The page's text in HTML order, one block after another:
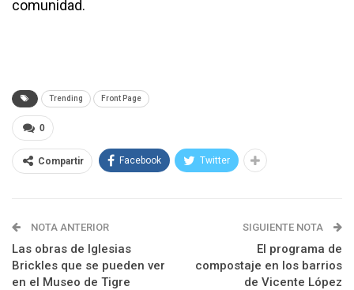
comunidad.
Trending Front Page
0
Compartir Facebook Twitter
NOTA ANTERIOR
Las obras de Iglesias
Brickles que se pueden ver
en el Museo de Tigre
SIGUIENTE NOTA
El programa de
compostaje en los barrios
de Vicente López